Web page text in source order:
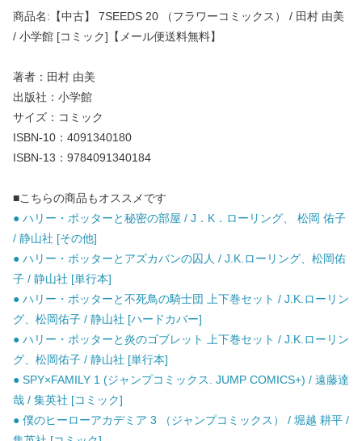
商品名:【中古】 7SEEDS 20 （フラワーコミックス） / 田村 由美
/ 小学館 [コミック]【メール便送料無料】
著者：田村 由美
出版社：小学館
サイズ：コミック
ISBN-10：4091340180
ISBN-13：9784091340184
■こちらの商品もオススメです
● ハリー・ポッターと秘密の部屋 / J．K．ローリング、 松岡 佑子
/ 静山社 [その他]
● ハリー・ポッターとアズカバンの囚人 / J.K.ローリング、松岡佑
子 / 静山社 [単行本]
● ハリー・ポッターと不死鳥の騎士団 上下巻セット / J.K.ローリン
グ、松岡佑子 / 静山社 [ハードカバー]
● ハリー・ポッターと炎のゴブレット 上下巻セット / J.K.ローリン
グ、松岡佑子 / 静山社 [単行本]
● SPY×FAMILY 1 (ジャンプコミックス. JUMP COMICS+) / 遠藤達
哉 / 集英社 [コミック]
● 僕のヒーローアカデミア 3 （ジャンプコミックス） / 堀越 耕平 /